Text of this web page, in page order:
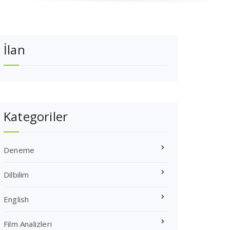
İlan
Kategoriler
Deneme
Dilbilim
English
Film Analizleri